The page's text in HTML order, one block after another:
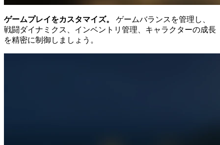
ゲームプレイをカスタマイズ。
ゲームバランスを管理し、
戦闘ダイナミクス、インベントリ管理、キャラクターの成長
を精密に制御しましょう。